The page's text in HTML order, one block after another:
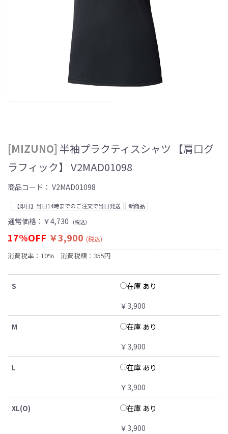
[MIZUNO] 半袖プラクティスシャツ 【肩口グ
ラフィック】 V2MAD01098
商品コード： V2MAD01098
【即日】当日14時までのご注文で当日発送 新商品
通常価格： ￥4,730 (税込)
17%OFF ￥3,900 (税込)
消費税率：10% 消費税額：355円
S
在庫 あり
￥3,900
M
在庫 あり
￥3,900
L
在庫 あり
￥3,900
XL(O)
在庫 あり
￥3,900